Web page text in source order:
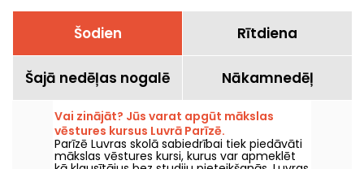
Šodien Rītdiena
Šajā nedēļas nogalē Nākamnedēļ
Vai zinājāt? Jūs varat apgūt mākslas
vēstures kursus Luvrā Parīzē.
Parīzē Luvras skolā sabiedrībai tiek piedāvāti
mākslas vēstures kursi, kurus var apmeklēt